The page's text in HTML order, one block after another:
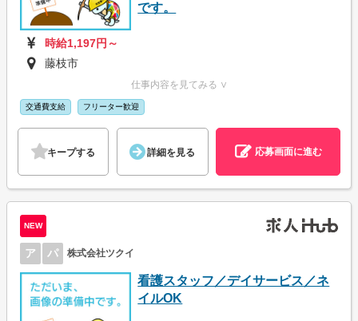
です。
時給1,197円～
藤枝市
仕事内容を見てみる ∨
交通費支給 フリーター歓迎
キープする 詳細を見る 応募画面に進む
NEW
ア パ 株式会社ツクイ
看護スタッフ／デイサービス／ネ
イルOK